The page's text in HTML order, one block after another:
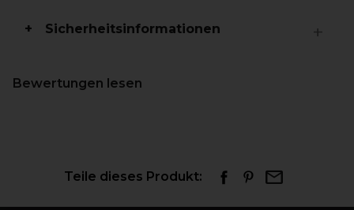
Sicherheitsinformationen
Bewertungen lesen
Teile dieses Produkt: